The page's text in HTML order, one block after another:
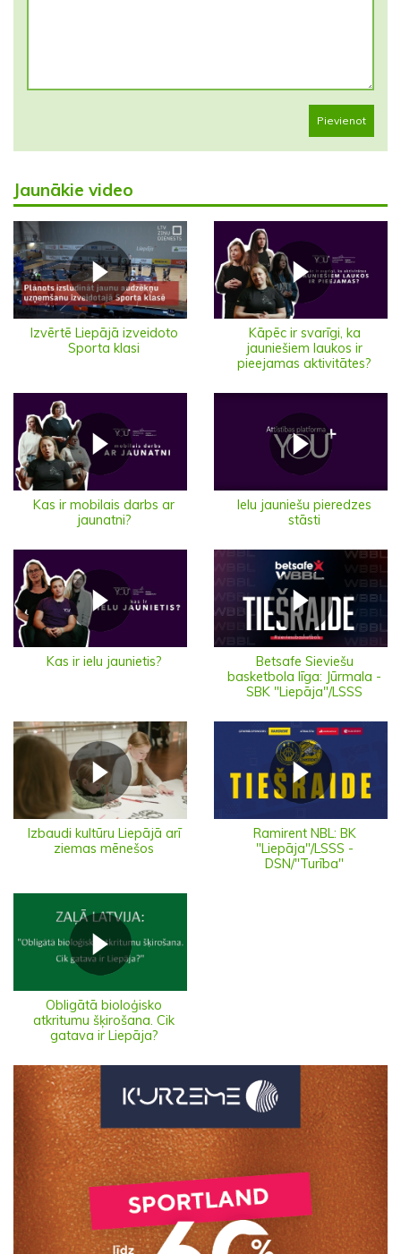
Pievienot
Jaunākie video
Izvērtē Liepājā izveidoto
Sporta klasi
Kāpēc ir svarīgi, ka
jauniešiem laukos ir
pieejamas aktivitātes?
Kas ir mobilais darbs ar
jaunatni?
Ielu jauniešu pieredzes
stāsti
Kas ir ielu jaunietis?
Betsafe Sieviešu
basketbola līga: Jūrmala -
SBK "Liepāja"/LSSS
Izbaudi kultūru Liepājā arī
ziemas mēnešos
Ramirent NBL: BK
"Liepāja"/LSSS -
DSN/"Turība"
Obligātā bioloģisko
atkritumu šķirošana. Cik
gatava ir Liepāja?